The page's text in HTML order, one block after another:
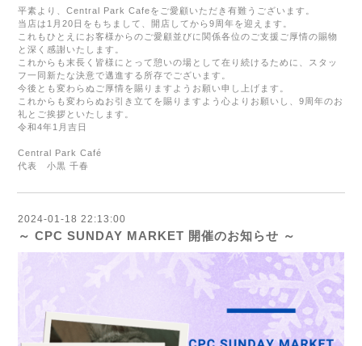
平素より、 Central Park Cafeをご愛顧いただき有難うございます。
当店は 1 月 20 日をもちまして、開店してから9周年を迎えます。
これもひとえにお客様からのご愛顧並びに関係各位のご支援ご厚情の賜物
と深く感謝いたします。
これからも末長く皆様にとって憩いの場として在り続けるために、スタッ
フ一同新たな決意で邁進する所存でございます。
今後とも変わらぬご厚情を賜りますようお願い申し上げます。
これからも変わらぬお引き立てを賜りますよう心よりお願いし、9周年のお
礼とご挨拶といたします。
令和4年1 月吉日
Central Park Café
代表 小黒 千春
2024-01-18 22:13:00
～ CPC SUNDAY MARKET 開催のお知らせ ～